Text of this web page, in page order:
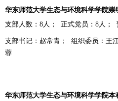
华东师范大学生态与环境科学学院
支部人数： 8人； 正式党员： 8人；
支部书记：赵常青； 组织委员：王
蓉
华东师范大学生态与环境科学学院